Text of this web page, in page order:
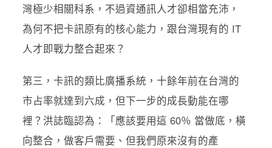
灣極少相關科系，不過資通訊人才卻相當充沛，
為何不把卡訊原有的核心能力，跟台灣現有的 IT
人才即戰力整合起來？
第三，卡訊的類比廣播系統，十餘年前在台灣的
市占率就達到六成，但下一步的成長動能在哪
裡？洪誌臨認為：「應該要用這 60％ 當做底，橫
向整合，做客戶需要、但我們原來沒有的產